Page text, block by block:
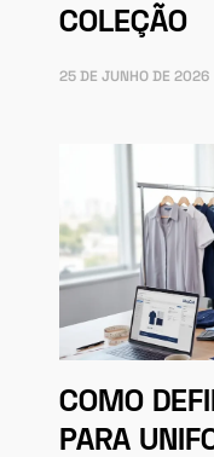
COLEÇÃO
25 DE JUNHO DE 2026
COMO
PARA